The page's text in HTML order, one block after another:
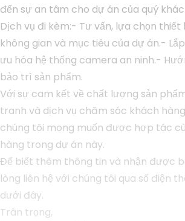
đến sự an tâm cho dự án của quý
Dịch vụ đi kèm:- Tư vấn, lựa chọn
không gian và mục tiêu của dự án.-
ưu hóa hệ thống camera an ninh.-
bảo trì sản phẩm.
Với sự cam kết về chất lượng sản
tranh và dịch vụ chăm sóc khách
chúng tôi mong muốn được hợp tác
hàng trong dự án này.
Để biết thêm thông tin và nhận được
lòng liên hệ với chúng tôi qua số điện
dưới đây.
Trân trọng,